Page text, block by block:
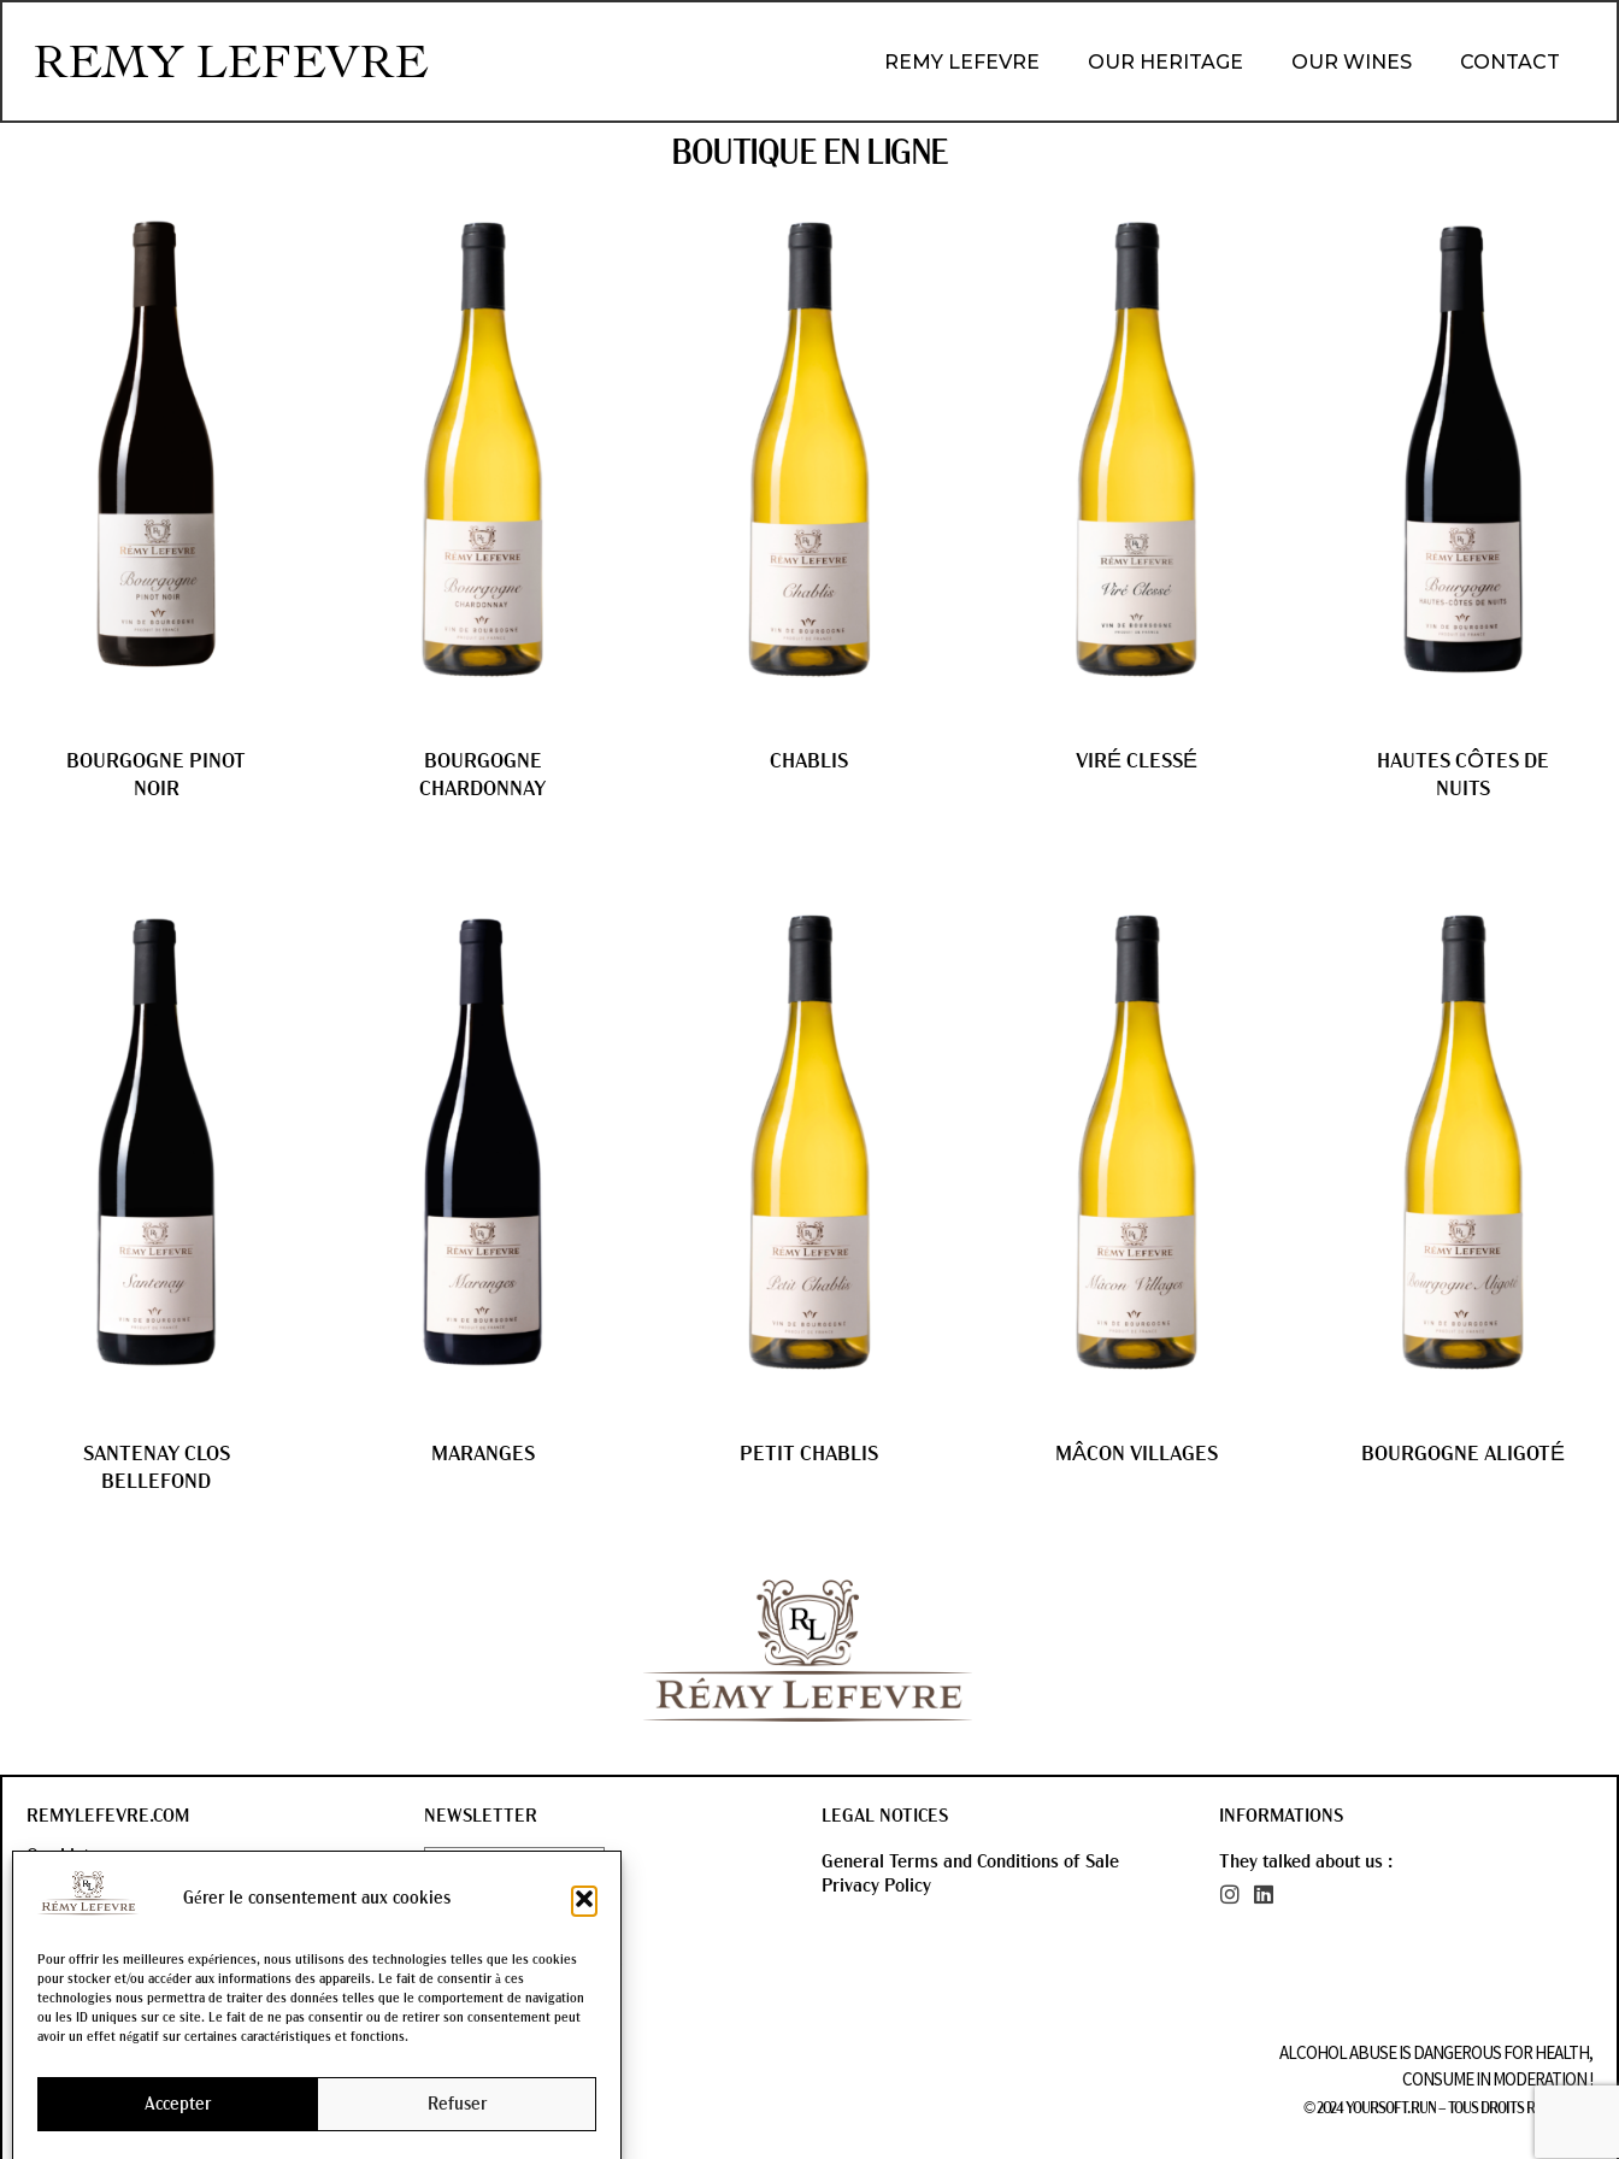
Gérer le consentement aux cookies
Pour offrir les meilleures expériences, nous utilisons des technologies telles que les cookies
pour stocker et/ou accéder aux informations des appareils. Le fait de consentir à ces
technologies nous permettra de traiter des données telles que le comportement de navigation
ou les ID uniques sur ce site. Le fait de ne pas consentir ou de retirer son consentement peut
avoir un effet négatif sur certaines caractéristiques et fonctions.
Accepter Refuser
REMY LEFEVRE REMY LEFEVRE OUR HERITAGE OUR WINES CONTACT
BOUTIQUE EN LIGNE
BOURGOGNE PINOT
NOIR
BOURGOGNE
CHARDONNAY
CHABLIS VIRÉ CLESSÉ
HAUTES CÔTES DE
NUITS
SANTENAY CLOS
BELLEFOND
MARANGES PETIT CHABLIS MÂCON VILLAGES BOURGOGNE ALIGOTÉ
REMYLEFEVRE.COM
Our history
Our wines
Contact
NEWSLETTER
Keep up to date with our news
and all our promotions!
LEGAL NOTICES
General Terms and Conditions of Sale
Privacy Policy
INFORMATIONS
They talked about us :
de la vente en ligne.
ALCOHOL ABUSE IS DANGEROUS FOR HEALTH,
CONSUME IN MODERATION !
© 2024YOURSOFT.RUN – TOUS DROITS RÉSERVÉS